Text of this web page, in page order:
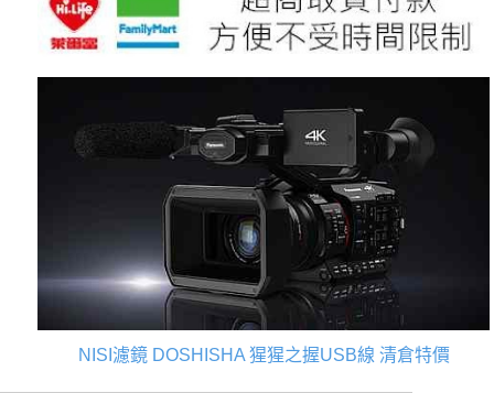
NISI濾鏡 DOSHISHA 猩猩之握USB線 清倉特價